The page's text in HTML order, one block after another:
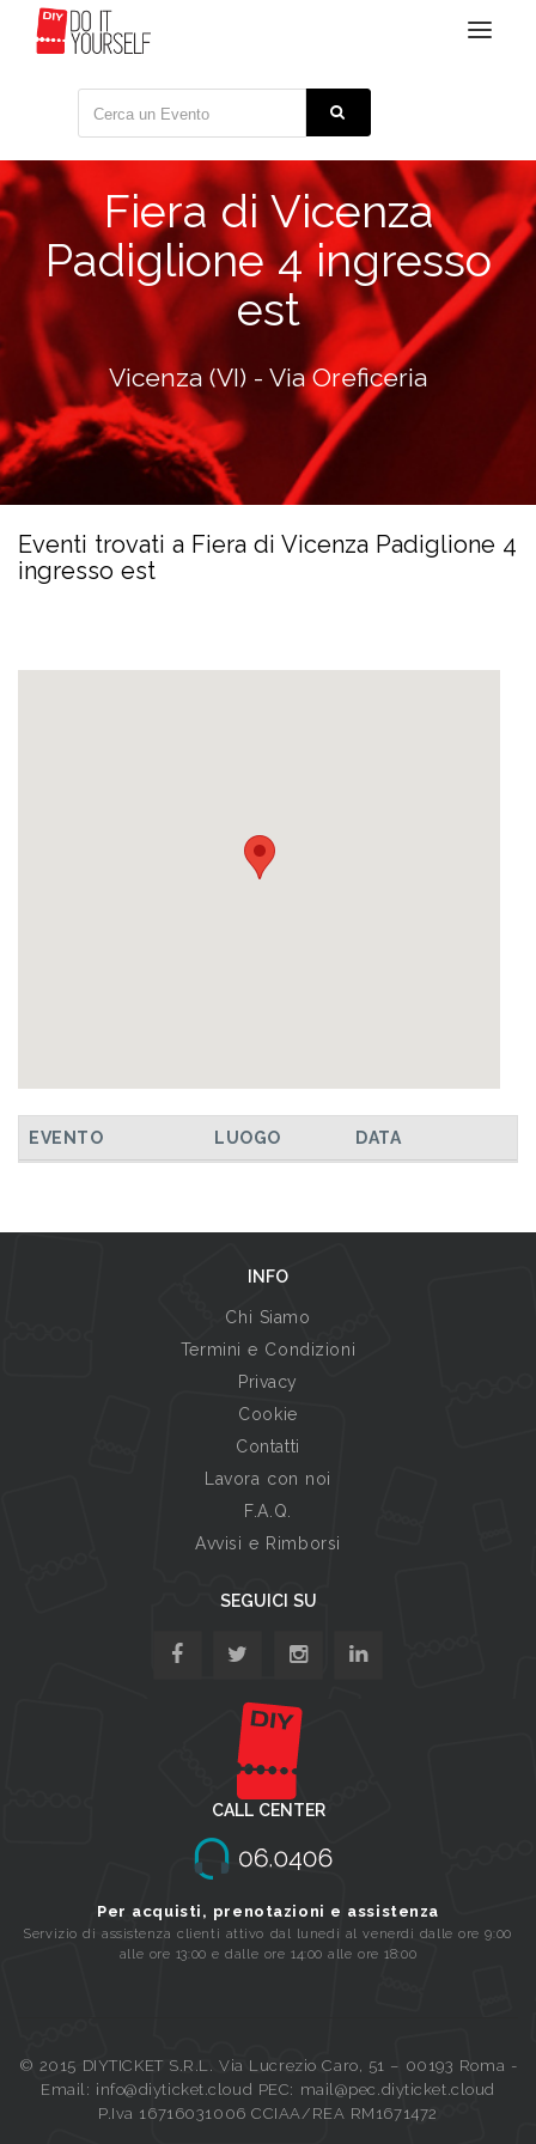
Toggle
Fiera di Vicenza
Padiglione 4 ingresso
est
Vicenza (VI) - Via Oreficeria
Eventi trovati a Fiera di Vicenza Padiglione 4
ingresso est
EVENTO LUOGO DATA
INFO
Chi Siamo
Termini e Condizioni
Privacy
Cookie
Contatti
Lavora con noi
F.A.Q.
Avvisi e Rimborsi
SEGUICI SU
CALL CENTER
Per acquisti, prenotazioni e assistenza
Servizio di assistenza clienti attivo dal lunedi al venerdi dalle ore 9:00
alle ore 13:00 e dalle ore 14:00 alle ore 18:00
© 2015 DIYTICKET S.R.L. Via Lucrezio Caro, 51 – 00193 Roma -
Email: info@diyticket.cloud PEC: mail@pec.diyticket.cloud
P.Iva 16716031006 CCIAA/REA RM1671472